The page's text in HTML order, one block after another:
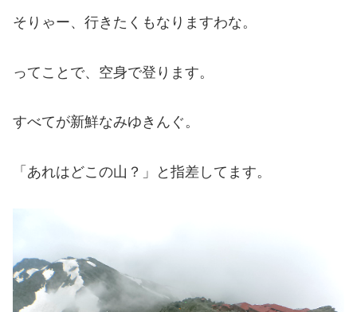
そりゃー、行きたくもなりますわな。
ってことで、空身で登ります。
すべてが新鮮なみゆきんぐ。
「あれはどこの山？」と指差してます。